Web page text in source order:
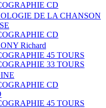
CD
DE LA CHANSON
CD
Richard
45 TOURS
33 TOURS
CD
45 TOURS